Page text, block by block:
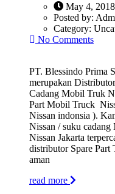
May 4, 2018
Posted by:
Category:
No Comments
PT. Blessindo Prima
merupakan
Cadang Mobil Truk
Part Mobil Truck
Nissan indonsia ).
Nissan / suku
Nissan Jakarta
distributor Spare Part
aman
read more